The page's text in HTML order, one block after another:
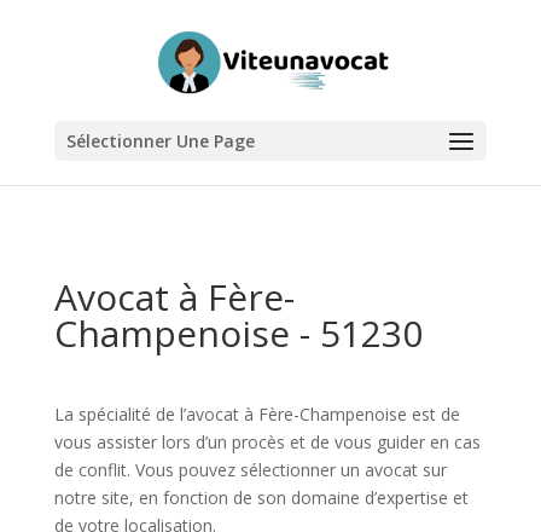
Sélectionner Une Page
Avocat à Fère-
Champenoise - 51230
La spécialité de l’avocat à Fère-Champenoise est de
vous assister lors d’un procès et de vous guider en cas
de conflit. Vous pouvez sélectionner un avocat sur
notre site, en fonction de son domaine d’expertise et
de votre localisation.